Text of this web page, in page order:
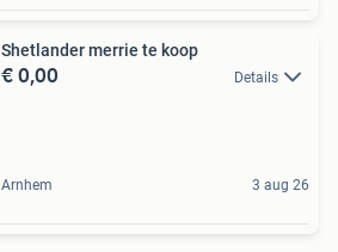
Shetlander merrie te koop
€ 0,00 Details
Arnhem 3 aug 26